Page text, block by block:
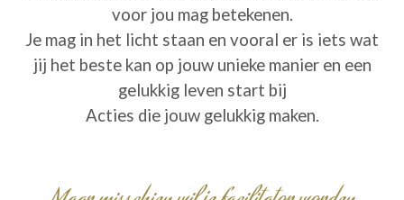
voor jou mag betekenen.
Je mag in het licht staan en vooral er is iets wat
jij het beste kan op jouw unieke manier en een
gelukkig leven start bij
Acties die jouw gelukkig maken.